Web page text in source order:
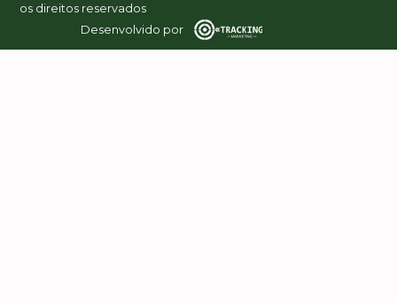
os direitos reservados
Desenvolvido por